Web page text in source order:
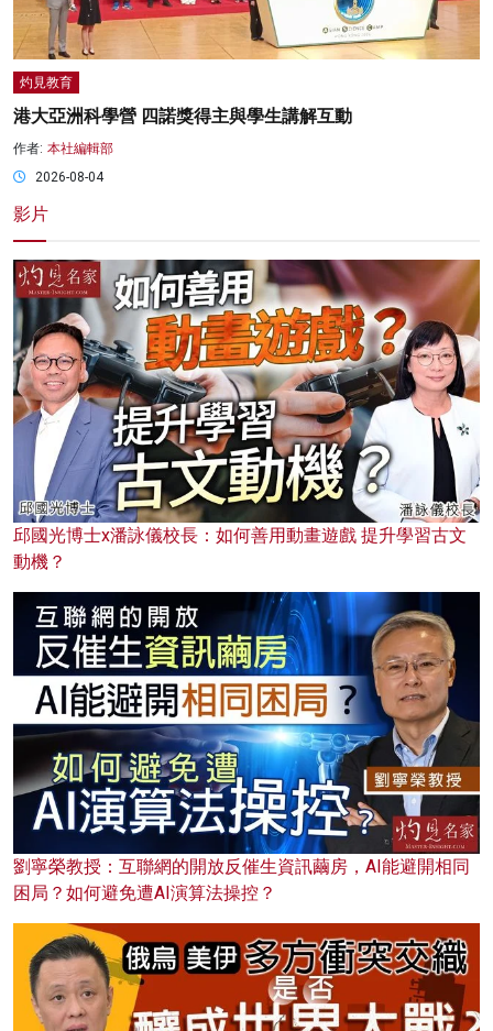
灼見教育
港大亞洲科學營 四諾獎得主與學生講解互動
作者: 本社編輯部
2026-08-04
影片
邱國光博士x潘詠儀校長：如何善用動畫遊戲 提升學習古文
動機？
劉寧榮教授：互聯網的開放反催生資訊繭房，AI能避開相同
困局？如何避免遭AI演算法操控？